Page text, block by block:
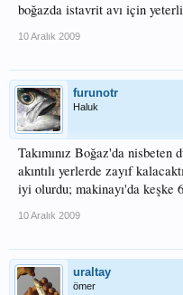
boğazda istavrit avı için
10 Aralık 2009
furunotr
Haluk
Takımınız Boğaz'da
akıntılı yerlerde zayıf
iyi olurdu; makinayı'da keşke
10 Aralık 2009
uraltay
ömer